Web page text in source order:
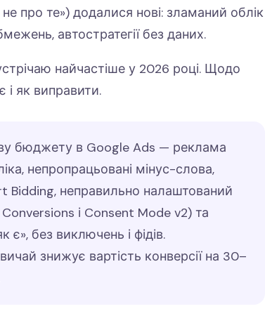
про те») додалися нові: зламаний облік
автостратегії без даних.
найчастіше у 2026 році. Щодо
і як виправити.
бюджету в Google Ads — реклама
непропрацьовані мінус-слова,
Bidding, неправильно налаштований
і Consent Mode v2) та
без виключень і фідів.
знижує вартість конверсії на 30–